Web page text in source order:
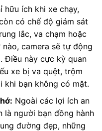
hữu ích khi xe chạy,
có chế độ giám sát
lắc, va chạm hoặc
camera sẽ tự động
Điều này cực kỳ quan
xe bị va quệt, trộm
khi bạn không có mặt.
Ngoài các lợi ích an
là người bạn đồng hành
đường đẹp, những